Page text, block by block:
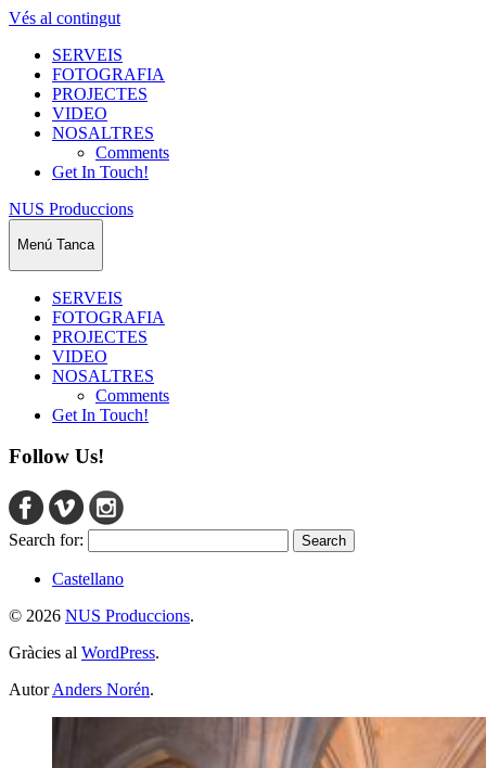
Vés al contingut
SERVEIS
FOTOGRAFIA
PROJECTES
VIDEO
NOSALTRES
Comments
Get In Touch!
NUS Produccions
Menú Tanca
SERVEIS
FOTOGRAFIA
PROJECTES
VIDEO
NOSALTRES
Comments
Get In Touch!
Follow Us!
Search for:
Castellano
© 2026 NUS Produccions.
Gràcies al WordPress.
AutorAnders Norén.